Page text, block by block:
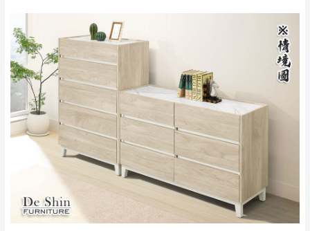
$ 9,000以下：
NT$500元
$ 9,000以上：免
運費
$ 9,000以下：
NT$500元
＊A108產品另收運費
卓蘭鎮、三灣、通
霄山區、西湖、泰
安鄉、大湖鄉、頭
屋、獅潭鄉
配送天數：5~14天
到貨時間：指定送貨日當天以電話聯絡確認
快速到貨商品，無法指定特定時間送達，司
機當天到貨前皆會再與您通知，讓你不用整
天在家等貨，以節省您的寶貴時間。
由於百貨公司配送較為不易，故暫無法配送
至百貨公司內部。
發票寄送：
若您選擇三聯式或索取兩聯式發票，發票將於商品
完成出貨15個工作天另行寄出，另外約加上2~7個
工作天內送達，如遇國定假日將順延寄送。
退換貨說明：